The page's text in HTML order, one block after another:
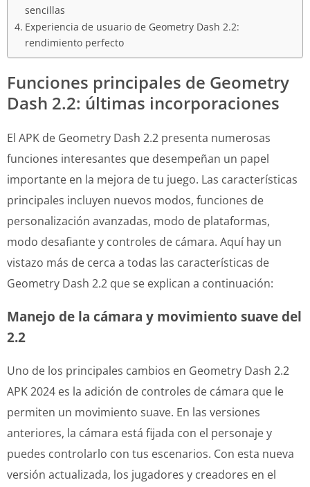
sencillas
Experiencia de usuario de Geometry Dash 2.2:
rendimiento perfecto
Funciones principales de Geometry
Dash 2.2: últimas incorporaciones
El APK de Geometry Dash 2.2 presenta numerosas
funciones interesantes que desempeñan un papel
importante en la mejora de tu juego. Las características
principales incluyen nuevos modos, funciones de
personalización avanzadas, modo de plataformas,
modo desafiante y controles de cámara. Aquí hay un
vistazo más de cerca a todas las características de
Geometry Dash 2.2 que se explican a continuación:
Manejo de la cámara y movimiento suave del
2.2
Uno de los principales cambios en Geometry Dash 2.2
APK 2024 es la adición de controles de cámara que le
permiten un movimiento suave. En las versiones
anteriores, la cámara está fijada con el personaje y
puedes controlarlo con tus escenarios. Con esta nueva
versión actualizada, los jugadores y creadores en el